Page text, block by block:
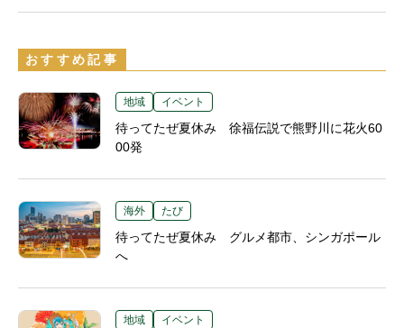
おすすめ記事
地域 イベント
待ってたぜ夏休み 徐福伝説で熊野川に花火60
00発
海外 たび
待ってたぜ夏休み グルメ都市、シンガポール
へ
地域 イベント